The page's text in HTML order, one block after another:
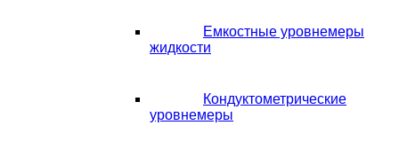
Емкостные уровнемеры
жидкости
Кондуктометрические
уровнемеры